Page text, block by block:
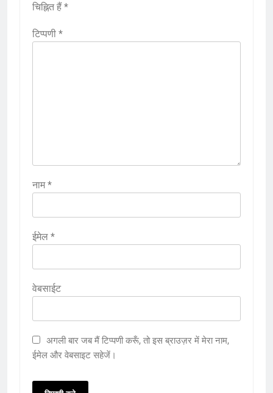
चिह्नित हैं*
टिप्पणी *
नाम*
ईमेल *
वेबसाईट
अगली बार जब मैं टिप्पणी करूँ, तो इस ब्राउज़र में मेरा नाम,
ईमेल और वेबसाइट सहेजें।